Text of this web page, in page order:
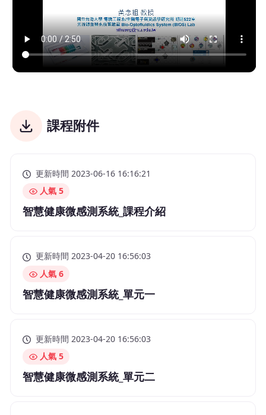
課程附件
更新時間 2023-06-16 16:16:21
人氣 5
智慧健康微感測系統_課程介紹
更新時間 2023-04-20 16:56:03
人氣 6
智慧健康微感測系統_單元一
更新時間 2023-04-20 16:56:03
人氣 5
智慧健康微感測系統_單元二